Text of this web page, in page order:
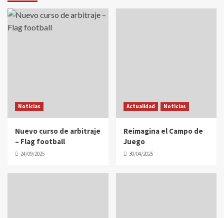
Noticias
Nuevo curso de arbitraje
– Flag football
24/09/2025
Actualidad Noticias
Reimagina el Campo de
Juego
30/04/2025